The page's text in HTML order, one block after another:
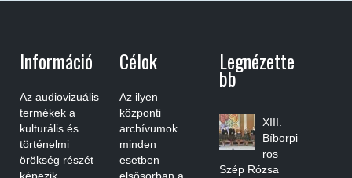
Információ
Az audiovizuális
termékek a
kulturális és
történelmi
örökség részét
Célok
Az ilyen
központi
archívumok
minden
esetben
Legnézette
Bb
XIII.
Bíborpi
ros
Szép Rózsa